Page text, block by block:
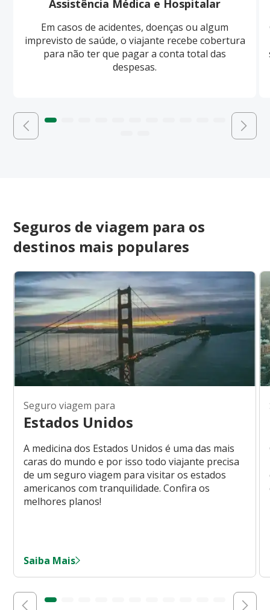
Assistência Médica e Hospitalar
Em casos de acidentes, doenças ou algum
imprevisto de saúde, o viajante recebe cobertura
para não ter que pagar a conta total das
despesas.
Seguros de viagem para os
destinos mais populares
Seguro viagem para
Estados Unidos
A medicina dos Estados Unidos é uma das mais
caras do mundo e por isso todo viajante precisa
de um seguro viagem para visitar os estados
americanos com tranquilidade. Confira os
melhores planos!
Saiba Mais